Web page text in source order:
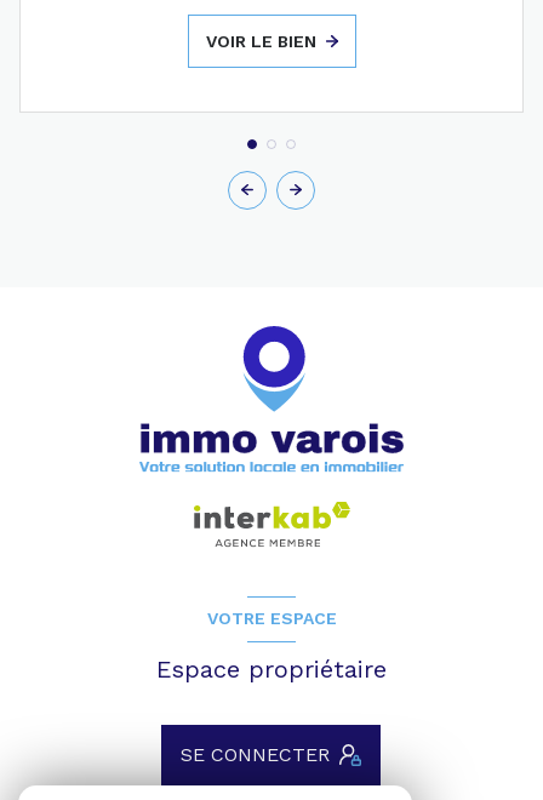
VOIR LE BIEN
VOTRE ESPACE
Espace propriétaire
SE CONNECTER